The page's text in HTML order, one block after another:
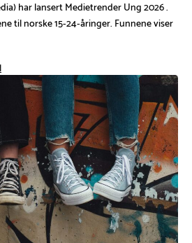
har lansert Medietrender Ung 2026 .
til norske 15-24-åringer. Funnene viser